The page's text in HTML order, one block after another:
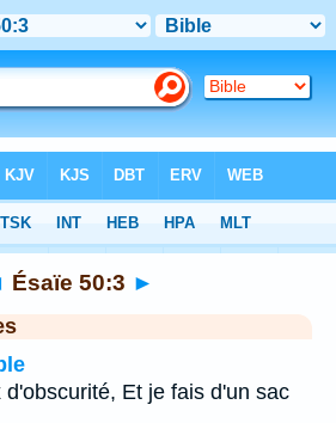
Ésaïe 50:3 ►
Et je fais d'un sac